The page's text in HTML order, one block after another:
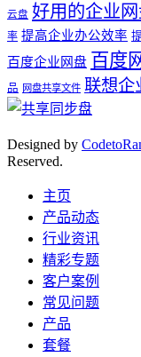
云盘 好用的企业
率 提高企业办公效率
百度企业网盘 百度
品 网盘共享文件 联想企
Designed by
Reserved.
主页
产品动态
行业资讯
精彩专题
客户案例
常见问题
产品
套餐